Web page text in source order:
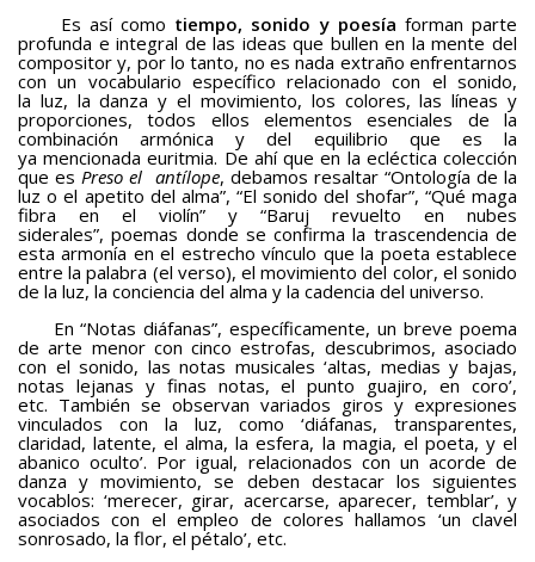
Es así como tiempo, sonido y poesía forman parte
profunda e integral de las ideas que bullen en la mente del
compositor y, por lo tanto, no es nada extraño enfrentarnos
con un vocabulario específico relacionado con el sonido,
la luz, la danza y el movimiento, los colores, las líneas y
proporciones, todos ellos elementos esenciales de la
combinación armónica y del equilibrio que es la
ya mencionada euritmia. De ahí que en la ecléctica colección
que esPreso el antílope, debamos resaltar “Ontología de la
luz o el apetito del alma”, “El sonido del shofar”, “Qué maga
fibra en el violín” y “Baruj revuelto en nubes
siderales”, poemas donde se confirma la trascendencia de
esta armonía en el estrecho vínculo que la poeta establece
entre la palabra (el verso), el movimiento del color, el sonido
de la luz, la conciencia del alma y la cadencia del universo.
En “Notas diáfanas”, específicamente, un breve poema
de arte menor con cinco estrofas, descubrimos, asociado
con el sonido, las notas musicales ‘altas, medias y bajas,
notas lejanas y finas notas, el punto guajiro, en coro’,
etc. También se observan variados giros y expresiones
vinculados con la luz, como ‘diáfanas, transparentes,
claridad, latente, el alma, la esfera, la magia, el poeta, y el
abanico oculto’. Por igual, relacionados con un acorde de
danza y movimiento, se deben destacar los siguientes
vocablos: ‘merecer, girar, acercarse, aparecer, temblar’, y
asociados con el empleo de colores hallamos ‘un clavel
sonrosado, la flor, el pétalo’, etc.